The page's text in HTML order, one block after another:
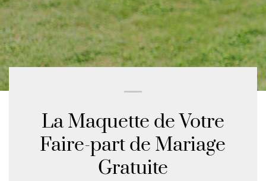
La Maquette de Votre
Faire-part de Mariage
Gratuite